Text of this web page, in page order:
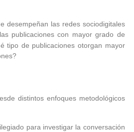
desempeñan las redes sociodigitales
publicaciones con mayor grado de
tipo de publicaciones otorgan mayor
distintos enfoques metodológicos
para investigar la conversación